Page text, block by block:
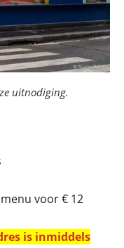
uitnodiging.
voor € 12
is inmiddels